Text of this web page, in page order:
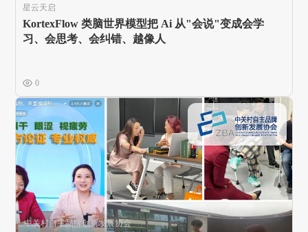
星云天启
KortexFlow 类脑世界模型把 Ai 从"会说"变成会学
习、会思考、会纠错、越像人
0
中关村自主品牌创新发展协会